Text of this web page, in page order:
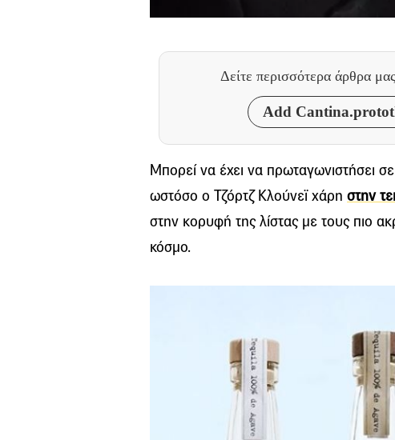
Δείτε περισσότερα άρθρα μας
Add
Μπορεί να έχει να πρωταγωνιστήσει
ωστόσο ο Τζόρτζ Κλούνεϊ χάρη στην
στην κορυφή της λίστας με τους πιο
κόσμο.